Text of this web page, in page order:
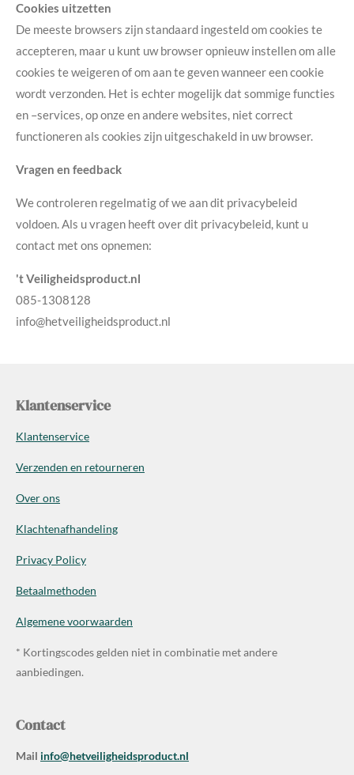
Cookies uitzetten
De meeste browsers zijn standaard ingesteld om cookies te
accepteren, maar u kunt uw browser opnieuw instellen om alle
cookies te weigeren of om aan te geven wanneer een cookie
wordt verzonden. Het is echter mogelijk dat sommige functies
en –services, op onze en andere websites, niet correct
functioneren als cookies zijn uitgeschakeld in uw browser.
Vragen en feedback
We controleren regelmatig of we aan dit privacybeleid
voldoen. Als u vragen heeft over dit privacybeleid, kunt u
contact met ons opnemen:
't Veiligheidsproduct.nl
085-1308128
info@hetveiligheidsproduct.nl
Klantenservice
Klantenservice
Verzenden en retourneren
Over ons
Klachtenafhandeling
Privacy Policy
Betaalmethoden
Algemene voorwaarden
* Kortingscodes gelden niet in combinatie met andere
aanbiedingen.
Contact
Mail info@hetveiligheidsproduct.nl